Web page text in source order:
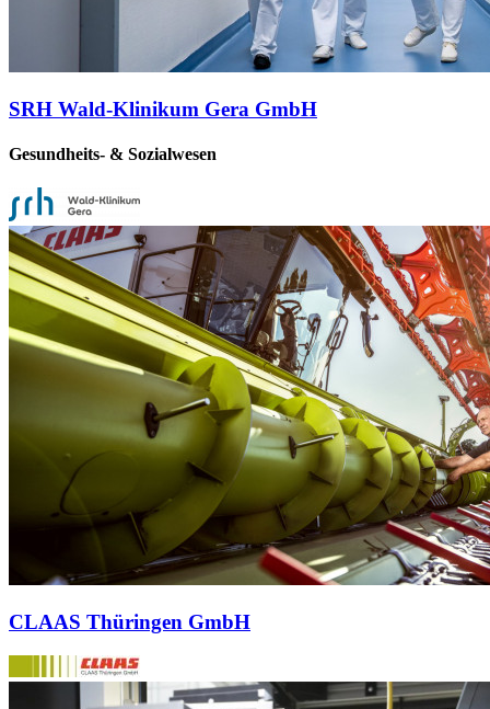
SRH Wald-Klinikum Gera GmbH
Gesundheits- & Sozialwesen
CLAAS Thüringen GmbH